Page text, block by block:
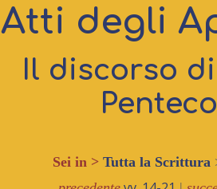
Atti degli
Il discorso
Sei in > Tutta la Scrittura